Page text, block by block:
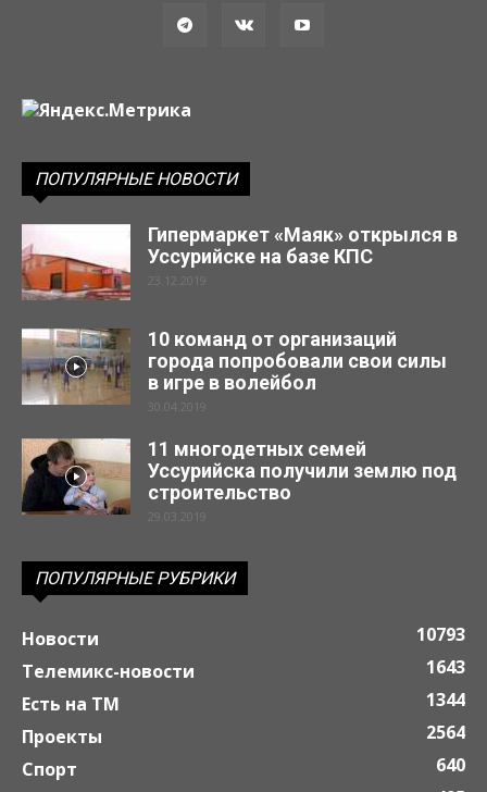
ПОПУЛЯРНЫЕ НОВОСТИ
Гипермаркет «Маяк» открылся в
Уссурийске на базе КПС
23.12.2019
10 команд от организаций
города попробовали свои силы
в игре в волейбол
30.04.2019
11 многодетных семей
Уссурийска получили землю под
строительство
29.03.2019
ПОПУЛЯРНЫЕ РУБРИКИ
Новости
10793
Телемикс-новости
1643
Есть на ТМ
1344
Проекты
2564
Спорт
640